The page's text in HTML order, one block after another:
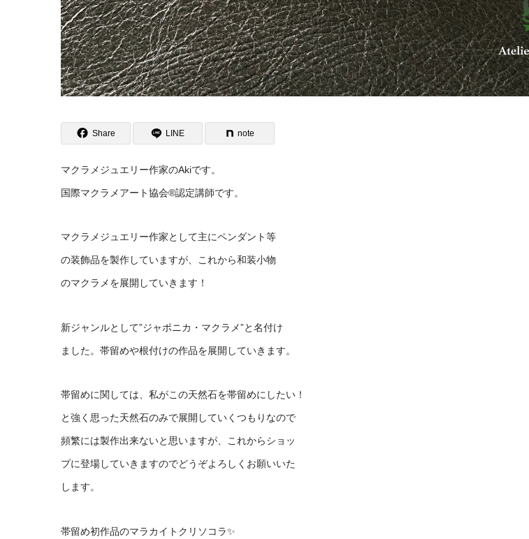
Share LINE note
マクラメジュエリー作家のAkiです。
国際マクラメアート協会®️認定講師です。
マクラメジュエリー作家として主にペンダント等
の装飾品を製作していますが、これから和装小物
のマクラメを展開していきます！
新ジャンルとして”ジャポニカ・マクラメ”と名付け
ました。帯留めや根付けの作品を展開していきます。
帯留めに関しては、私がこの天然石を帯留めにしたい！
と強く思った天然石のみで展開していくつもりなので
頻繁には製作出来ないと思いますが、これからショッ
プに登場していきますのでどうぞよろしくお願いいた
します。
帯留め初作品のマラカイトクリソコラ✨